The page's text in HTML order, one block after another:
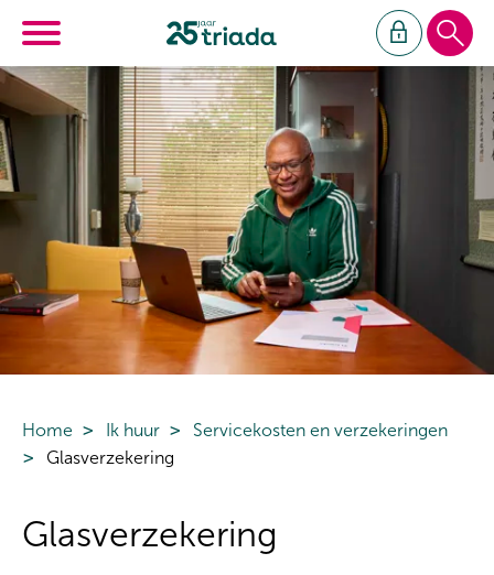
Naar hoofdinhoud
Naar hoofdnavigatiemenu
Naar zoeken
Naar de homepage
Ga naar Hoofd
Home Ik huur
Servicekosten en verzekeringen
Glasverzekering
Glasverzekering